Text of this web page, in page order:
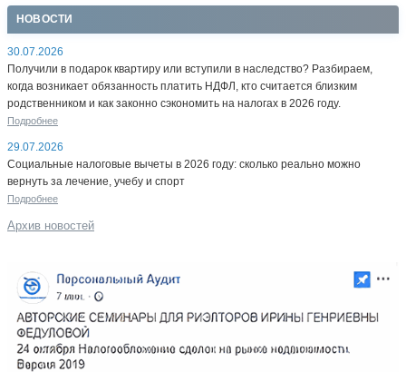
НОВОСТИ
30.07.2026
Получили в подарок квартиру или вступили в наследство? Разбираем,
когда возникает обязанность платить НДФЛ, кто считается близким
родственником и как законно сэкономить на налогах в 2026 году.
Подробнее
29.07.2026
Социальные налоговые вычеты в 2026 году: сколько реально можно
вернуть за лечение, учебу и спорт
Подробнее
Архив новостей